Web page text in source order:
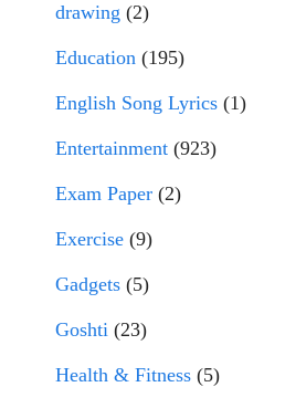
drawing (2)
Education (195)
English Song Lyrics (1)
Entertainment (923)
Exam Paper (2)
Exercise (9)
Gadgets (5)
Goshti (23)
Health & Fitness (5)